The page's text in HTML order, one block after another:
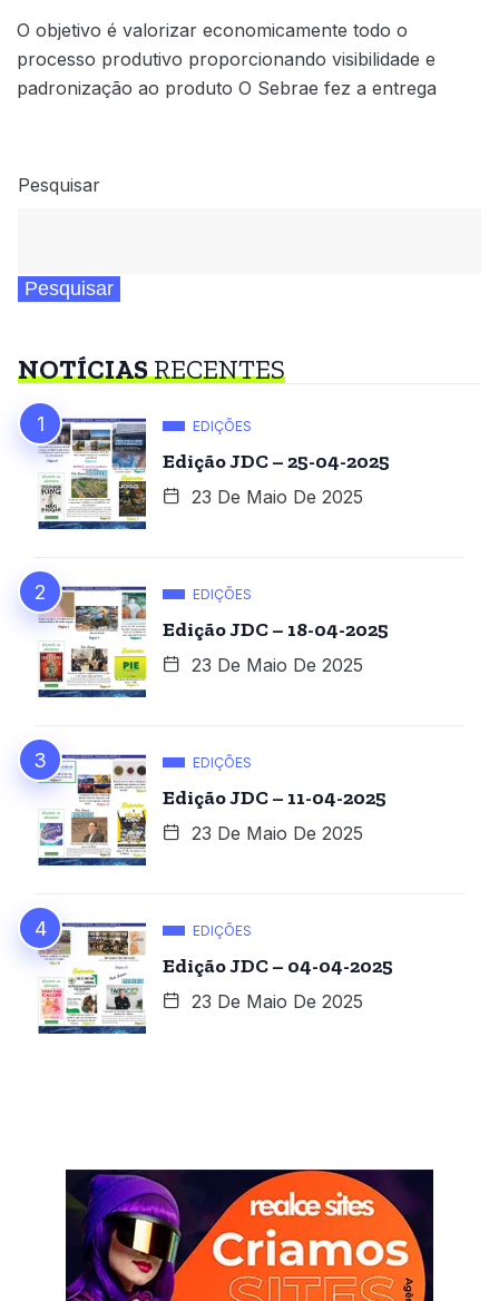
O objetivo é valorizar economicamente todo o
processo produtivo proporcionando visibilidade e
padronização ao produto O Sebrae fez a entrega
Pesquisar
Pesquisar
NOTÍCIASRECENTES
EDIÇÕES
Edição JDC – 25-04-2025
23 De Maio De 2025
EDIÇÕES
Edição JDC – 18-04-2025
23 De Maio De 2025
EDIÇÕES
Edição JDC – 11-04-2025
23 De Maio De 2025
EDIÇÕES
Edição JDC – 04-04-2025
23 De Maio De 2025